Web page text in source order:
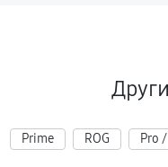
Prime ROG Pro